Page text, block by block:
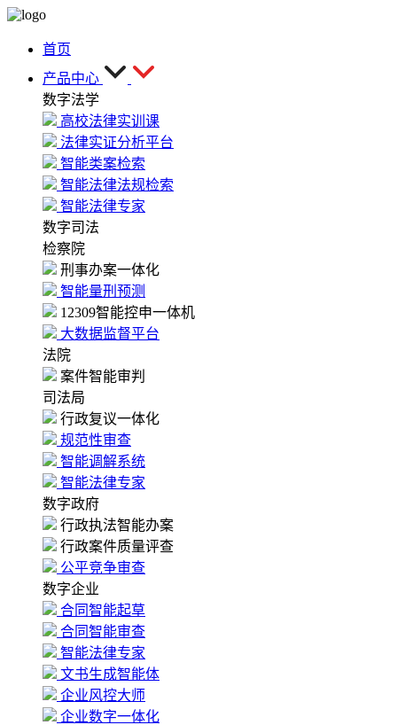
首页
产品中心
数字法学
高校法律实训课
法律实证分析平台
智能类案检索
智能法律法规检索
智能法律专家
数字司法
检察院
刑事办案一体化
智能量刑预测
12309智能控申一体机
大数据监督平台
法院
案件智能审判
司法局
行政复议一体化
规范性审查
智能调解系统
智能法律专家
数字政府
行政执法智能办案
行政案件质量评查
公平竞争审查
数字企业
合同智能起草
合同智能审查
智能法律专家
文书生成智能体
企业风控大师
企业数字一体化